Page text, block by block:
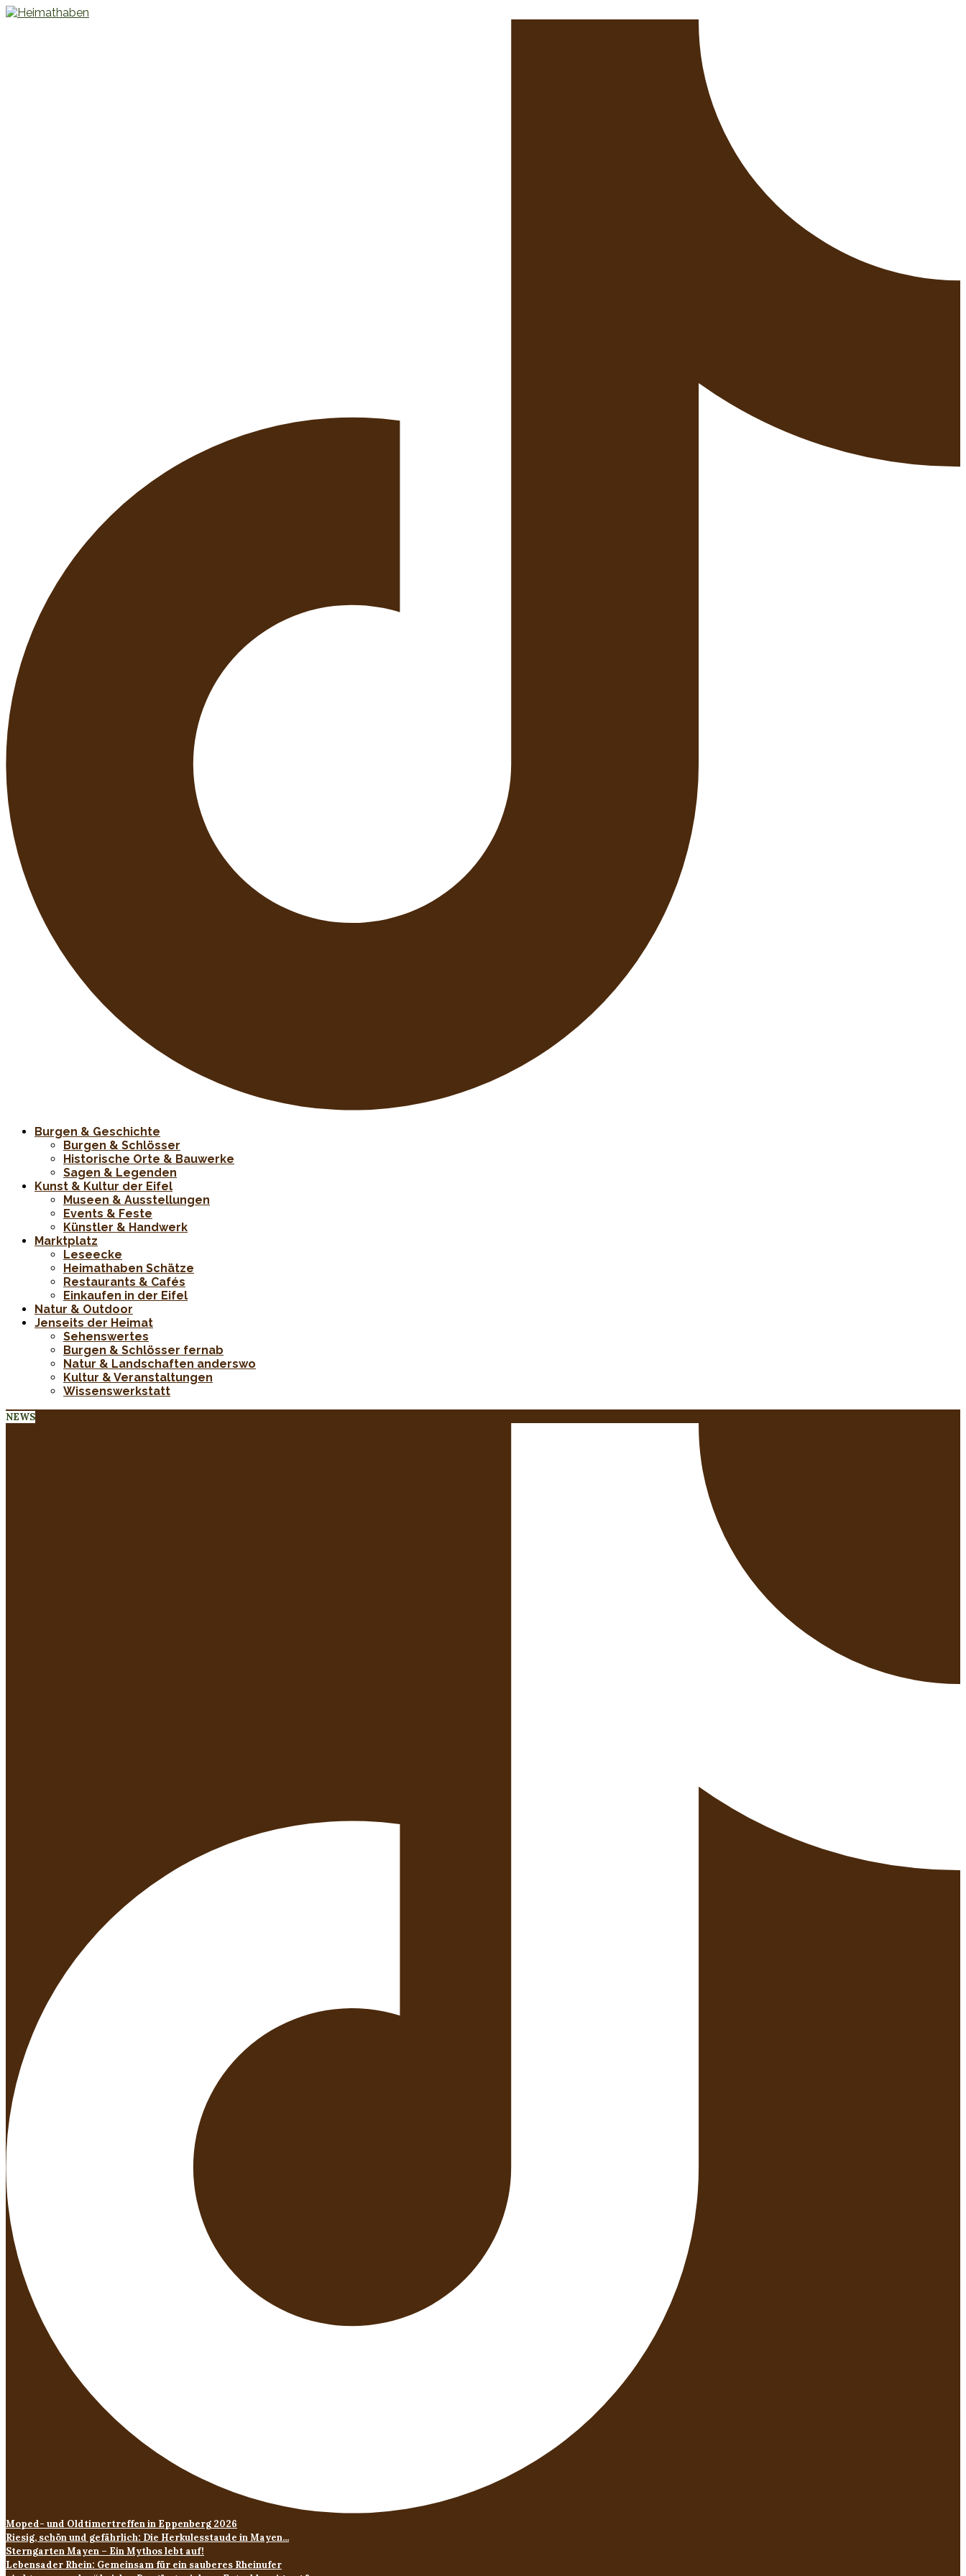
Burgen & Geschichte
Burgen & Schlösser
Historische Orte & Bauwerke
Sagen & Legenden
Kunst & Kultur der Eifel
Museen & Ausstellungen
Events & Feste
Künstler & Handwerk
Marktplatz
Leseecke
Heimathaben Schätze
Restaurants & Cafés
Einkaufen in der Eifel
Natur & Outdoor
Jenseits der Heimat
Sehenswertes
Burgen & Schlösser fernab
Natur & Landschaften anderswo
Kultur & Veranstaltungen
Wissenswerkstatt
NEWS
Moped- und Oldtimertreffen in Eppenberg 2026
Riesig, schön und gefährlich: Die Herkulesstaude in Mayen...
Sterngarten Mayen – Ein Mythos lebt auf!
Lebensader Rhein: Gemeinsam für ein sauberes Rheinufer